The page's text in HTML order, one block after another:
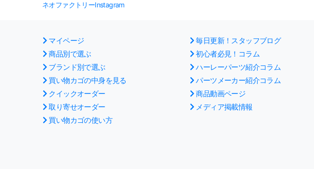
ネオファクトリーInstagram
マイページ
商品別で選ぶ
ブランド別で選ぶ
買い物カゴの中身を見る
クイックオーダー
取り寄せオーダー
買い物カゴの使い方
毎日更新！スタッフブログ
初心者必見！コラム
ハーレーパーツ紹介コラム
パーツメーカー紹介コラム
商品動画ページ
メディア掲載情報